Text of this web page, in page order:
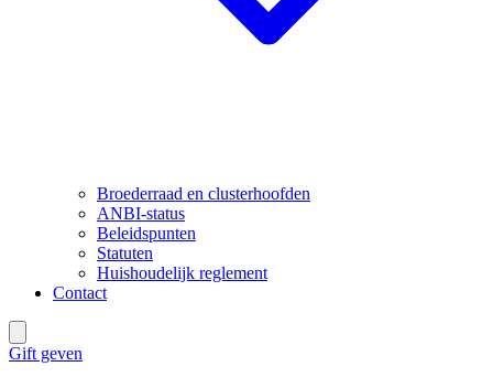
Broederraad en clusterhoofden
ANBI-status
Beleidspunten
Statuten
Huishoudelijk reglement
Contact
Gift geven